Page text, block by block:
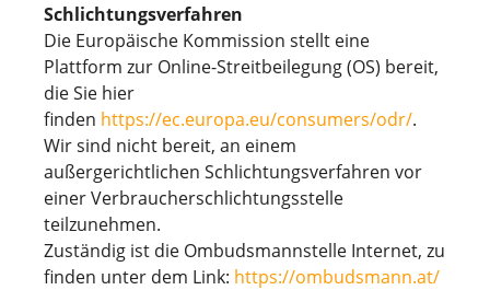
Schlichtungsverfahren
Die Europäische Kommission stellt eine
Plattform zur Online-Streitbeilegung (OS) bereit,
die Sie hier
finden https://ec.europa.eu/consumers/odr/.
Wir sind nicht bereit, an einem
außergerichtlichen Schlichtungsverfahren vor
einer Verbraucherschlichtungsstelle
teilzunehmen.
Zuständig ist die Ombudsmannstelle Internet, zu
finden unter dem Link: https://ombudsmann.at/